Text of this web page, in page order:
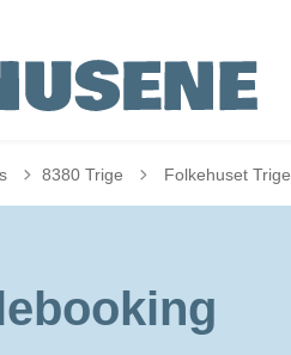
8380 Trige Tilbage til
Folkehuset Trige